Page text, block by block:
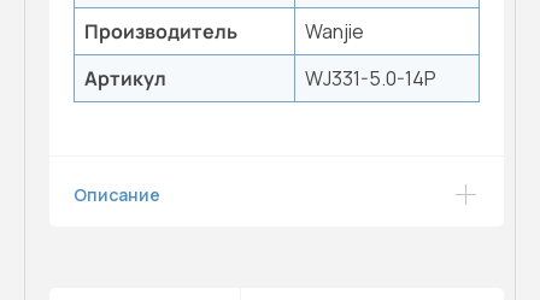
Производитель
Wanjie
Артикул
WJ331-5.0-14P
Описание